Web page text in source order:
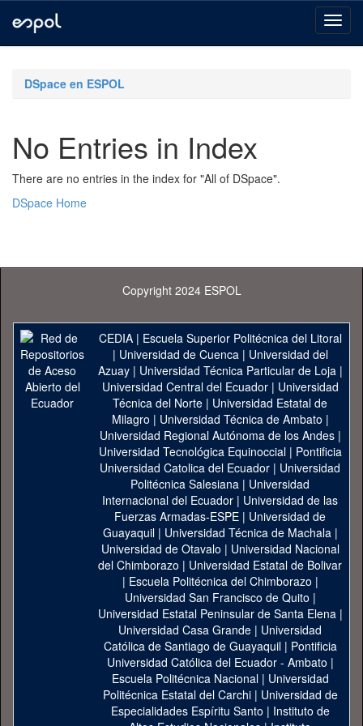
navigationDSpace en ESPOL
No Entries in Index
There are no entries in the index for "All of DSpace".
DSpace Home
Copyright 2024 ESPOL
CEDIA| Escuela Superior Politécnica del Litoral
| Universidad de Cuenca| Universidad del
Azuay| Universidad Técnica Particular de Loja|
Universidad Central del Ecuador| Universidad
Técnica del Norte | Universidad Estatal de
Milagro | Universidad Técnica de Ambato |
Universidad Regional Autónoma de los Andes|
Universidad Tecnológica Equinoccial| Pontificia
Universidad Catolica del Ecuador | Universidad
Politécnica Salesiana | Universidad
Internacional del Ecuador | Universidad de las
Fuerzas Armadas-ESPE | Universidad de
Guayaquil| Universidad Técnica de Machala|
Universidad de Otavalo | Universidad Nacional
del Chimborazo | Universidad Estatal de Bolivar
| Escuela Politécnica del Chimborazo |
Universidad San Francisco de Quito |
Universidad Estatal Peninsular de Santa Elena|
Universidad Casa Grande | Universidad
Católica de Santiago de Guayaquil| Pontificia
Universidad Católica del Ecuador - Ambato |
Escuela Politécnica Nacional| Universidad
Politécnica Estatal del Carchi| Universidad de
Especialidades Espíritu Santo | Instituto de